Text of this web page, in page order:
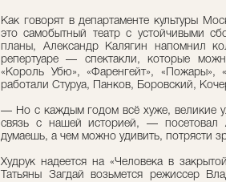
Как говорят в департаменте культуры
это самобытный театр с устойчивыми
планы, Александр Калягин напомнил
репертуаре — спектакли, которые
«Король Убю», «Фаренгейт», «Пожары»,
работали Стуруа, Панков, Боровский,
— Но с каждым годом всё хуже, великие
связь с нашей историей, —
думаешь, а чем можно удивить, потрясти
Худрук надеется на «Человека в
Татьяны Загдай возьмется режиссер